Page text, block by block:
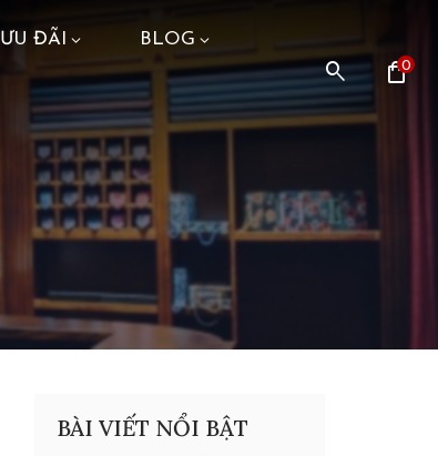
ƯU ĐÃI BLOG
search shopping_bag
0
BÀI VIẾT NỔI BẬT